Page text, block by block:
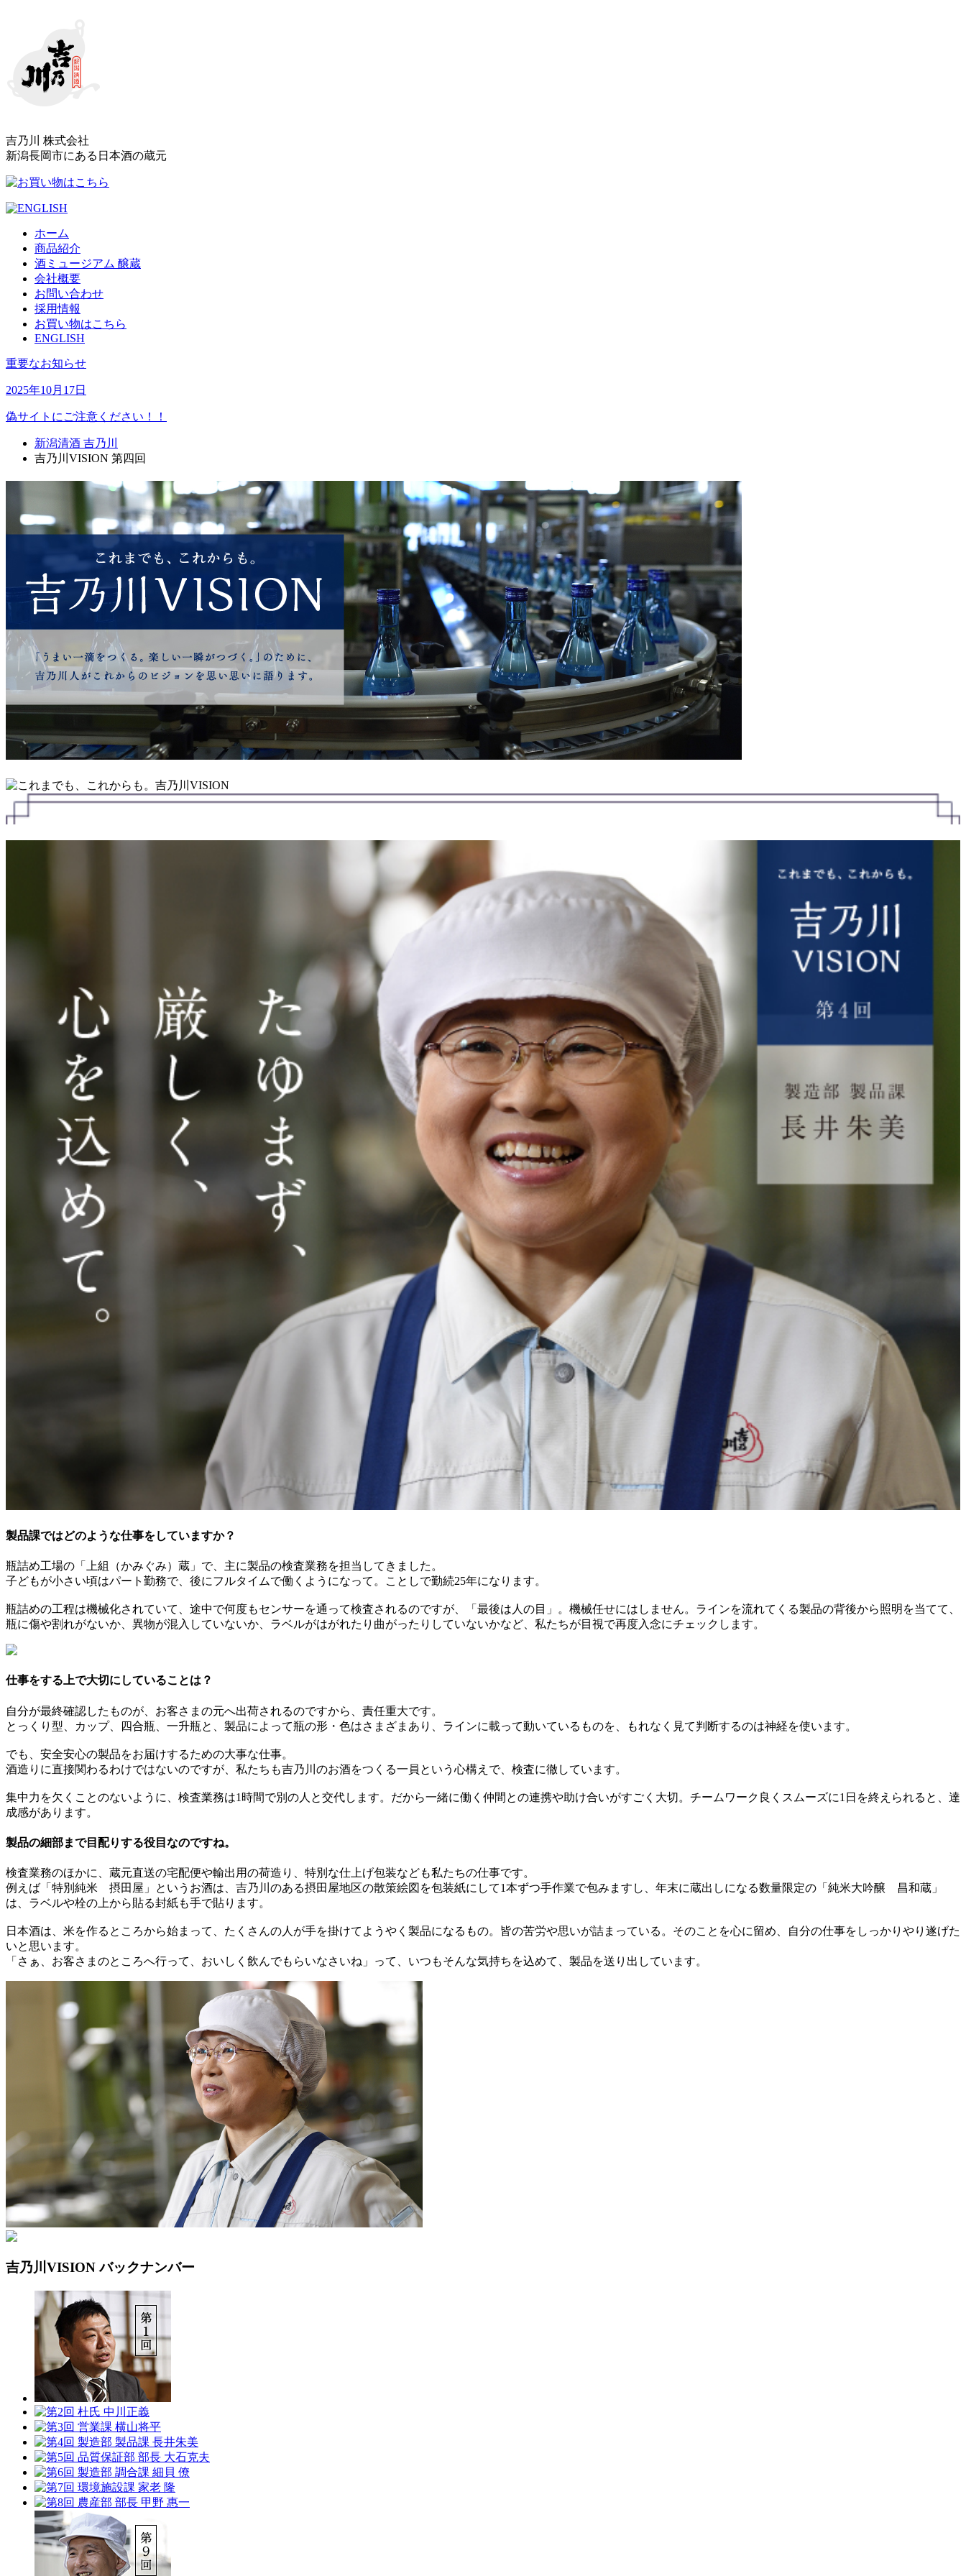
吉乃川 株式会社
新潟長岡市にある日本酒の蔵元
ホーム
商品紹介
酒ミュージアム 醸蔵
会社概要
お問い合わせ
採用情報
お買い物はこちら
ENGLISH
重要なお知らせ
2025年10月17日
偽サイトにご注意ください！！
新潟清酒 吉乃川
吉乃川VISION 第四回
製品課ではどのような仕事をしていますか？
瓶詰め工場の「上組（かみぐみ）蔵」で、主に製品の検査業務を担当してきました。
子どもが小さい頃はパート勤務で、後にフルタイムで働くようになって。ことしで勤続25年になります。
瓶詰めの工程は機械化されていて、途中で何度もセンサーを通って検査されるのですが、「最後は人の目」。機械任せにはしません。ラインを流れてくる製品の背後から照明を当てて、
瓶に傷や割れがないか、異物が混入していないか、ラベルがはがれたり曲がったりしていないかなど、私たちが目視で再度入念にチェックします。
仕事をする上で大切にしていることは？
自分が最終確認したものが、お客さまの元へ出荷されるのですから、責任重大です。
とっくり型、カップ、四合瓶、一升瓶と、製品によって瓶の形・色はさまざまあり、ラインに載って動いているものを、もれなく見て判断するのは神経を使います。
でも、安全安心の製品をお届けするための大事な仕事。
酒造りに直接関わるわけではないのですが、私たちも吉乃川のお酒をつくる一員という心構えで、検査に徹しています。
集中力を欠くことのないように、検査業務は1時間で別の人と交代します。だから一緒に働く仲間との連携や助け合いがすごく大切。チームワーク良くスムーズに1日を終えられると、達
成感があります。
製品の細部まで目配りする役目なのですね。
検査業務のほかに、蔵元直送の宅配便や輸出用の荷造り、特別な仕上げ包装なども私たちの仕事です。
例えば「特別純米 摂田屋」というお酒は、吉乃川のある摂田屋地区の散策絵図を包装紙にして1本ずつ手作業で包みますし、年末に蔵出しになる数量限定の「純米大吟醸 昌和蔵」
は、ラベルや栓の上から貼る封紙も手で貼ります。
日本酒は、米を作るところから始まって、たくさんの人が手を掛けてようやく製品になるもの。皆の苦労や思いが詰まっている。そのことを心に留め、自分の仕事をしっかりやり遂げた
いと思います。
「さぁ、お客さまのところへ行って、おいしく飲んでもらいなさいね」って、いつもそんな気持ちを込めて、製品を送り出しています。
吉乃川VISION バックナンバー